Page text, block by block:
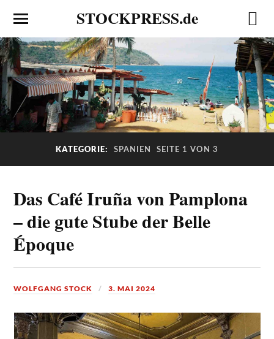
STOCKPRESS.de
KATEGORIE: SPANIEN SEITE 1 VON 3
Das Café Iruña von Pamplona
– die gute Stube der Belle
Époque
WOLFGANG STOCK 3. MAI 2024